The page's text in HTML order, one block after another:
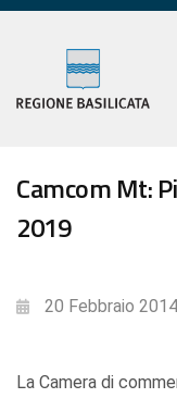
Camcom Mt:
2019
20 Febbraio 2014
La Camera di